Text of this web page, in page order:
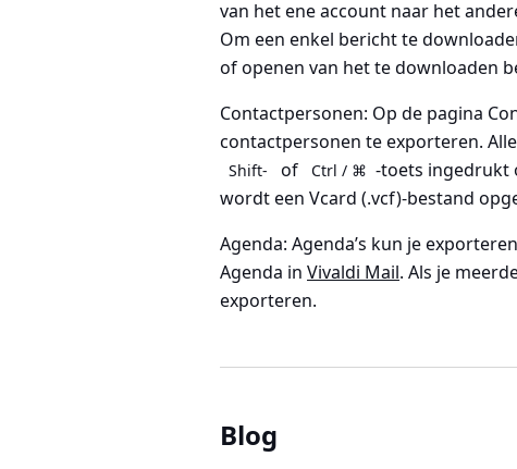
van het ene account naar het
Om een enkel bericht te
of openen van het te downloaden
Contactpersonen: Op de pagina
contactpersonen te exporteren.
Shift- of Ctrl / ⌘ -toets ingedrukt
wordt een Vcard (.vcf)-bestand
Agenda: Agenda’s kun je
Agenda in Vivaldi Mail. Als je
exporteren.
Blog